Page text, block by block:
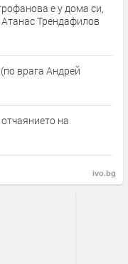
е у дома си,
Трендафилов
врага Андрей
на
ivo.bg